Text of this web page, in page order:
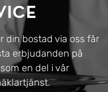
din bostad via oss får
erbjudanden på
en del i vår